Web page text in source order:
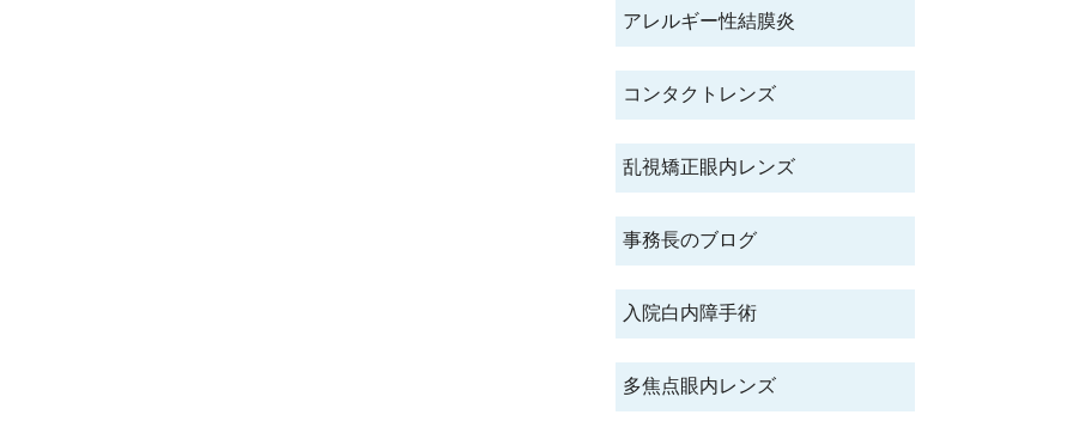
アレルギー性結膜炎
コンタクトレンズ
乱視矯正眼内レンズ
事務長のブログ
入院白内障手術
多焦点眼内レンズ